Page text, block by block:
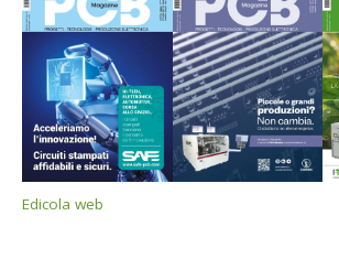
Edicola web